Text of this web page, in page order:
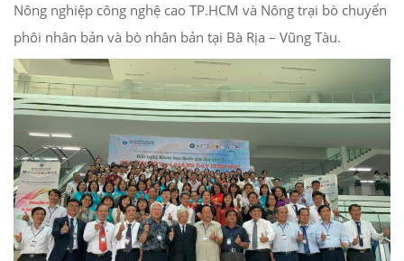
Nông nghiệp công nghệ cao TP.HCM và Nông trại bò chuyển
phôi nhân bản và bò nhân bản tại Bà Rịa – Vũng Tàu.